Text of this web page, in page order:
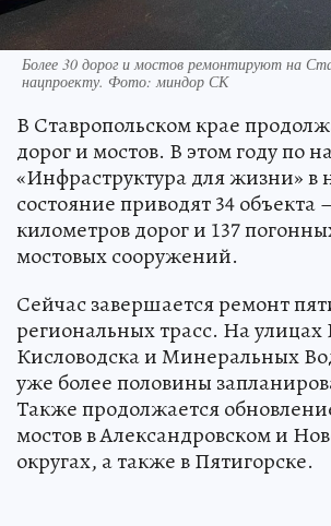
Более 30 дорог и мостов ремонтируют на
нацпроекту. Фото: миндор СК
В Ставропольском крае
дорог и мостов. В этом году по
«Инфраструктура для жизни» в
состояние приводят 34 объекта
километров дорог и 137
мостовых сооружений.
Сейчас завершается ремонт
региональных трасс. На улицах
Кисловодска и Минеральных
уже более половины
Также продолжается
мостов в Александровском и
округах, а также в Пятигорске.